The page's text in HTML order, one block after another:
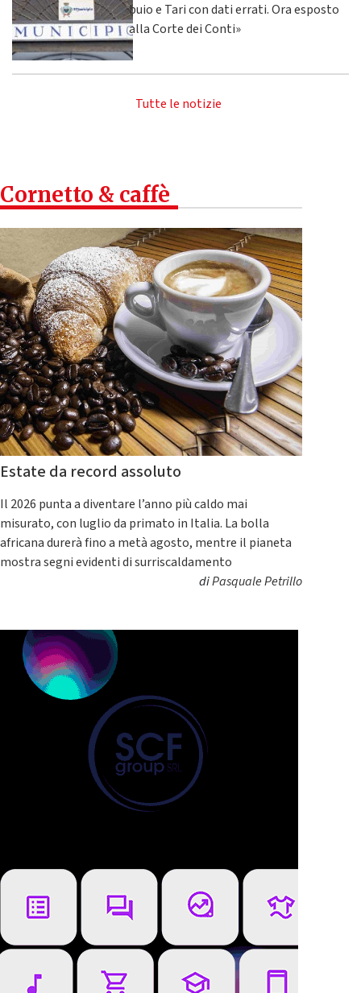
buio e Tari con dati errati. Ora esposto
alla Corte dei Conti»
Tutte le notizie
Cornetto & caffè
Estate da record assoluto
Il 2026 punta a diventare l’anno più caldo mai
misurato, con luglio da primato in Italia. La bolla
africana durerà fino a metà agosto, mentre il pianeta
mostra segni evidenti di surriscaldamento
diPasquale Petrillo